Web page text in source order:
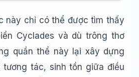
này chỉ có thể được tìm thấy
Cyclades và dù trông thơ
quần thể này lại xây dựng
tác, sinh tồn giữa điều